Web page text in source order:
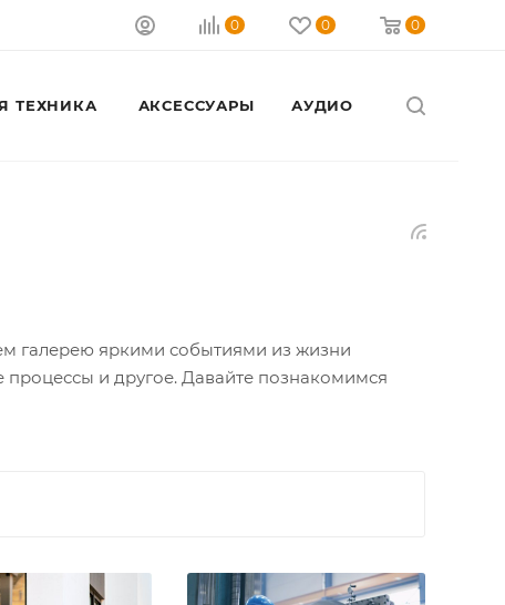
0 0 0
ТЕХНИКА АКСЕССУАРЫ АУДИО
галерею яркими событиями из жизни
и другое. Давайте познакомимся